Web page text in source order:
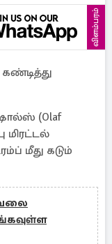
விளம்பரம்
கண்டித்து
(Olaf
மிரட்டல்
மீது கடும்